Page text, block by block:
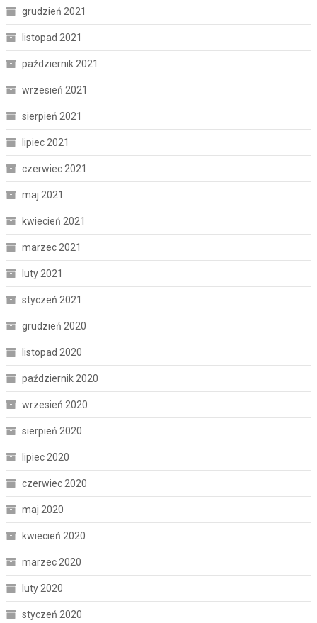
grudzień 2021
listopad 2021
październik 2021
wrzesień 2021
sierpień 2021
lipiec 2021
czerwiec 2021
maj 2021
kwiecień 2021
marzec 2021
luty 2021
styczeń 2021
grudzień 2020
listopad 2020
październik 2020
wrzesień 2020
sierpień 2020
lipiec 2020
czerwiec 2020
maj 2020
kwiecień 2020
marzec 2020
luty 2020
styczeń 2020